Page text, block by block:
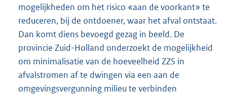
mogelijkheden om het risico «aan de voorkant» te
reduceren, bij de ontdoener, waar het afval ontstaat.
Dan komt diens bevoegd gezag in beeld. De
provincie Zuid-Holland onderzoekt de mogelijkheid
om minimalisatie van de hoeveelheid ZZS in
afvalstromen af te dwingen via een aan de
omgevingsvergunning milieu te verbinden